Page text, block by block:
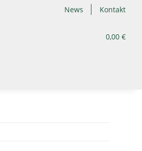
News Kontakt
0,00 €